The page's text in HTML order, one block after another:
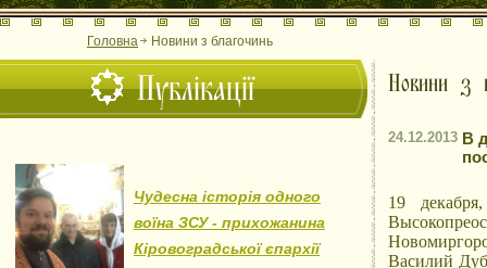
Головна Новини з благочинь
Публікації
Чудесна історія одного
воїна ЗСУ - прихожанина
Кіровоградської єпархії
Новини з
24.12.2013 В
19
Василий